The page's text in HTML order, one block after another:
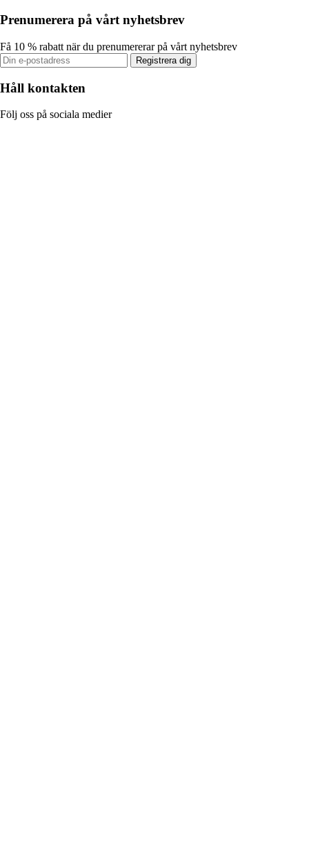
Prenumerera på vårt nyhetsbrev
Få 10 % rabatt när du prenumererar på vårt nyhetsbrev
Registrera dig
Håll kontakten
Följ oss på sociala medier